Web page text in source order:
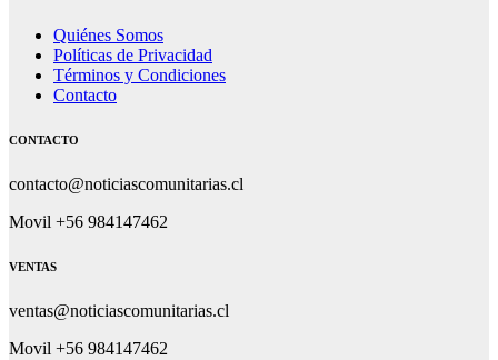
Quiénes Somos
Políticas de Privacidad
Términos y Condiciones
Contacto
CONTACTO
contacto@noticiascomunitarias.cl
Movil +56 984147462
VENTAS
ventas@noticiascomunitarias.cl
Movil +56 984147462